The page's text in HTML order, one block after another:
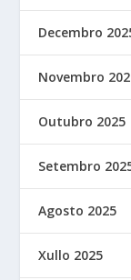
Decembro
Novembro
Outubro 2025
Setembro
Agosto 2025
Xullo 2025